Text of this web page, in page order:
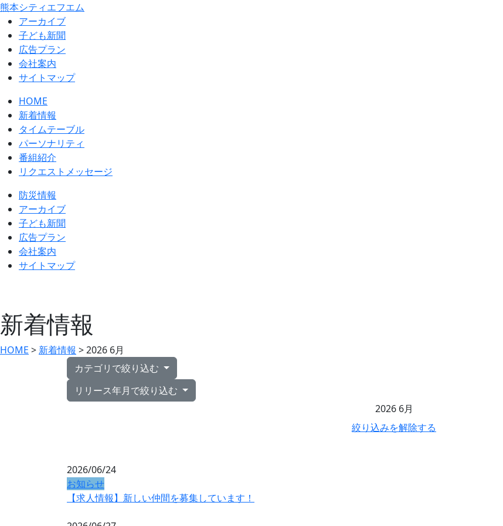
熊本シティエフエム
アーカイブ
⼦ども新聞
広告プラン
会社案内
サイトマップ
HOME
新着情報
タイムテーブル
パーソナリティ
番組紹介
リクエストメッセージ
防災情報
アーカイブ
子ども新聞
広告プラン
会社案内
サイトマップ
新着情報
HOME > 新着情報 > 2026 6月
カテゴリで絞り込む
リリース年月で絞り込む
2026 6月
絞り込みを解除する
2026/06/24
お知らせ
【求人情報】新しい仲間を募集しています！